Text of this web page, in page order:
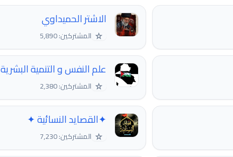
الاشتر الحميداوي
☆ المشتركين: 5,890
علم النفس و التنمية البشرية
☆ المشتركين: 2,380
✦القصاید النسائیة ✦
☆ المشتركين: 7,230